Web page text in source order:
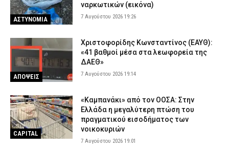
ΑΣΤΥΝΟΜΙΑ
ναρκωτικών (εικόνα)
7 Αυγούστου 2026 19:26
ΑΠΟΨΕΙΣ
Χριστοφορίδης Κωνσταντίνος (ΕΑΥΘ):
«41 βαθμοί μέσα στα λεωφορεία της
ΔΑΕΘ»
7 Αυγούστου 2026 19:14
CAPITAL
«Καμπανάκι» από τον ΟΟΣΑ: Στην
Ελλάδα η μεγαλύτερη πτώση του
πραγματικού εισοδήματος των
νοικοκυριών
7 Αυγούστου 2026 19:01